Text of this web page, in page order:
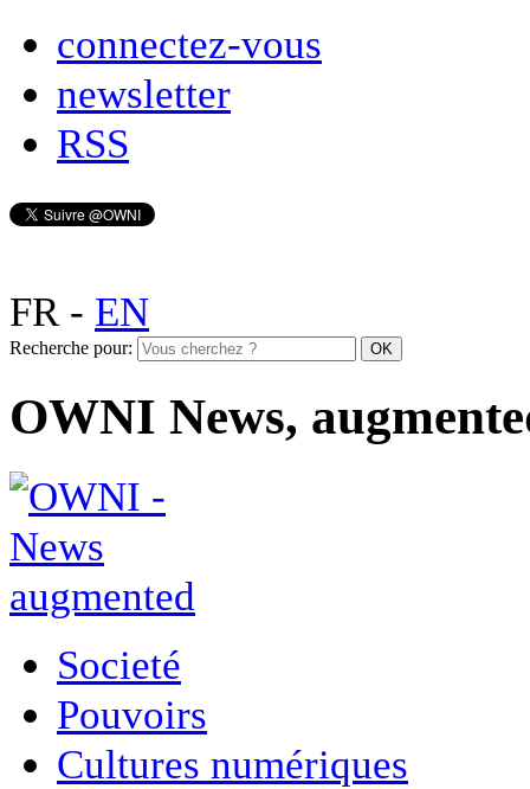
connectez-vous
newsletter
RSS
FR- EN
Recherche pour:
OWNI News,
Societé
Pouvoirs
Cultures numériques